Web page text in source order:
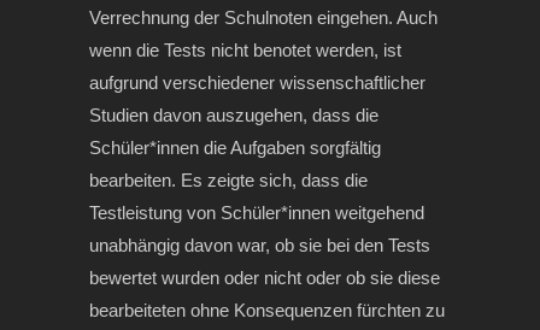
Verrechnung der Schulnoten eingehen. Auch
wenn die Tests nicht benotet werden, ist
aufgrund verschiedener wissenschaftlicher
Studien davon auszugehen, dass die
Schüler*innen die Aufgaben sorgfältig
bearbeiten. Es zeigte sich, dass die
Testleistung von Schüler*innen weitgehend
unabhängig davon war, ob sie bei den Tests
bewertet wurden oder nicht oder ob sie diese
bearbeiteten ohne Konsequenzen fürchten zu